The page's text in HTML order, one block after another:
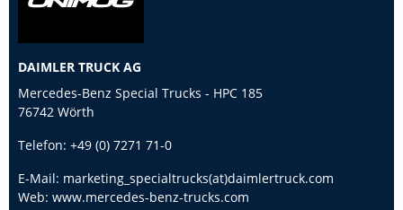
DAIMLER TRUCK AG
Mercedes-Benz Special Trucks - HPC 185
76742 Wörth
Telefon: +49 (0) 7271 71-0
E-Mail: marketing_specialtrucks(at)daimlertruck.com
Web: www.mercedes-benz-trucks.com